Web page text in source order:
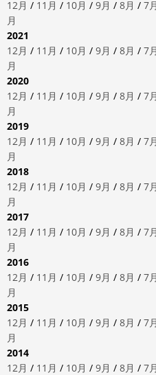
12月 / 11月 / 10月 / 9月 / 8月 / 7月
月
2021
12月 / 11月 / 10月 / 9月 / 8月 / 7月
月
2020
12月 / 11月 / 10月 / 9月 / 8月 / 7月
月
2019
12月 / 11月 / 10月 / 9月 / 8月 / 7月
月
2018
12月 / 11月 / 10月 / 9月 / 8月 / 7月
月
2017
12月 / 11月 / 10月 / 9月 / 8月 / 7月
月
2016
12月 / 11月 / 10月 / 9月 / 8月 / 7月
月
2015
12月 / 11月 / 10月 / 9月 / 8月 / 7月
月
2014
12月 / 11月 / 10月 / 9月 / 8月 / 7月